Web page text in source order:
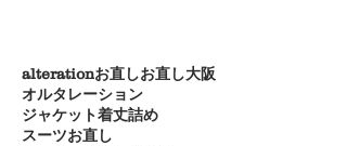
alterationお直しお直し大阪
オルタレーション
ジャケット着丈詰め
スーツお直し